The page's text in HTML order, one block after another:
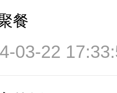
餐
03-22